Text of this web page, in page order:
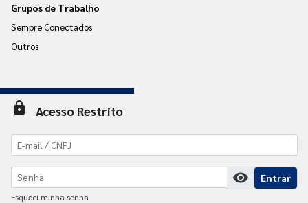
Grupos de Trabalho
Sempre Conectados
Outros
lock Acesso Restrito
visibility Entrar
Esqueci minha senha